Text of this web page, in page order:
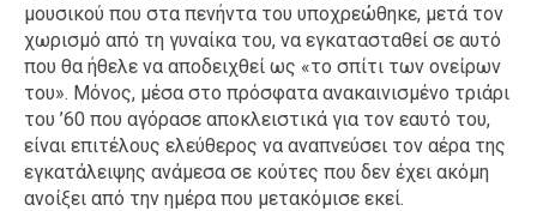
μουσικού που στα πενήντα του υποχρεώθηκε, μετά τον
χωρισμό από τη γυναίκα του, να εγκατασταθεί σε αυτό
που θα ήθελε να αποδειχθεί ως «το σπίτι των ονείρων
του». Μόνος, μέσα στο πρόσφατα ανακαινισμένο τριάρι
του ’60 που αγόρασε αποκλειστικά για τον εαυτό του,
είναι επιτέλους ελεύθερος να αναπνεύσει τον αέρα της
εγκατάλειψης ανάμεσα σε κούτες που δεν έχει ακόμη
ανοίξει από την ημέρα που μετακόμισε εκεί.